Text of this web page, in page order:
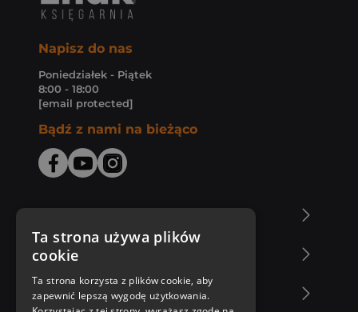
Napisz do nas
Poniedziałek - Piątek
8:00 - 18:00
[email protected]
Bądź z nami na bieżąco
Zakupy u nas
Nasza oferta
Ta strona używa plików
cookie
Ta strona korzysta z plików cookie, aby
zapewnić lepszą wygodę użytkowania.